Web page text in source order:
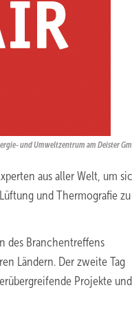
und Umweltzentrum am Deister
aus aller Welt, um
und Thermografie zu
des Branchentreffens
Ländern. Der zweite Tag
Projekte und